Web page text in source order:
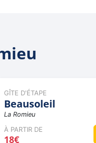
GÎTE D'ÉTAPE
Beausoleil
La Romieu
À PARTIR DE
18€